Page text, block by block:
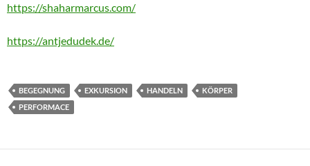
https://shaharmarcus.com/
https://antjedudek.de/
BEGEGNUNG EXKURSION HANDELN
KÖRPER
PERFORMACE